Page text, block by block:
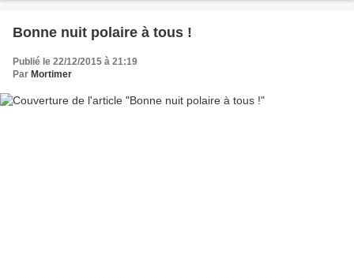
Bonne nuit polaire à tous !
Publié le 22/12/2015 à 21:19
Par Mortimer